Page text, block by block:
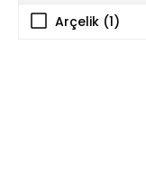
Arçelik (1)